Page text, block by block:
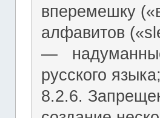
вперемешку
алфавитов
― надуманные
русского языка;
8.2.6.